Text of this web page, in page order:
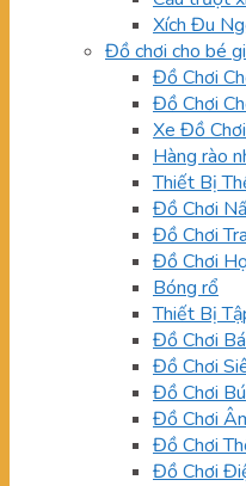
Xích Đu
Đồ chơi cho bé
Đồ Chơi
Đồ Chơi
Xe Đồ
Hàng rào
Thiết Bị
Đồ Chơi
Đồ Chơi
Đồ Chơi
Bóng rổ
Thiết Bị
Đồ Chơi
Đồ Chơi
Đồ Chơi
Đồ Chơi
Đồ Chơi
Đồ Chơi